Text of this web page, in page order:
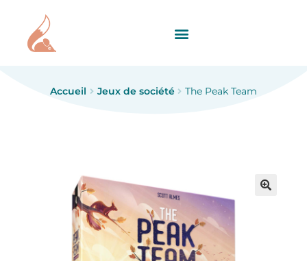
Accueil Jeux de société The Peak Team